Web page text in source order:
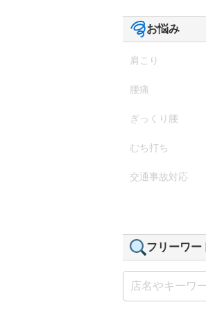
お悩み
肩こり
腰痛
ぎっくり腰
むち打ち
交通事故対応
フリーワー